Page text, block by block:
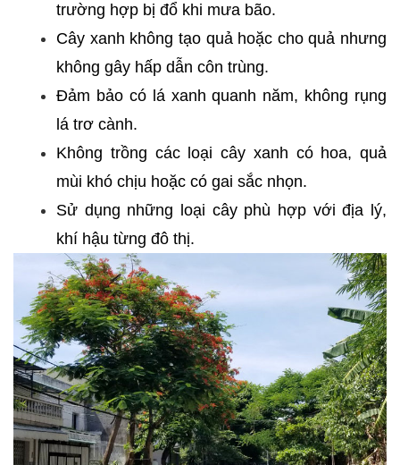
trường hợp bị đổ khi mưa bão.
Cây xanh không tạo quả hoặc cho quả nhưng
không gây hấp dẫn côn trùng.
Đảm bảo có lá xanh quanh năm, không rụng
lá trơ cành.
Không trồng các loại cây xanh có hoa, quả
mùi khó chịu hoặc có gai sắc nhọn.
Sử dụng những loại cây phù hợp với địa lý,
khí hậu từng đô thị.